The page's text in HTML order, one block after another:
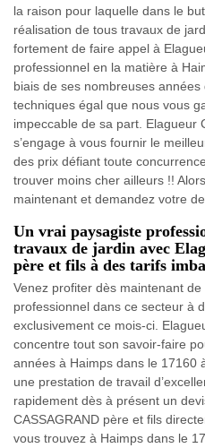
la raison pour laquelle dans le
réalisation de tous travaux de
fortement de faire appel à
professionnel en la matière à
biais de ses nombreuses années
techniques égal que nous vous
impeccable de sa part. Elagueur
s’engage à vous fournir le
des prix défiant toute
trouver moins cher ailleurs !!
maintenant et demandez votre
Un vrai paysagiste
travaux de jardin avec
père et fils à des tarifs
Venez profiter dès maintenant de
professionnel dans ce secteur à
exclusivement ce mois-ci.
concentre tout son savoir-faire
années à Haimps dans le 17160
une prestation de travail
rapidement dès à présent un
CASSAGRAND père et fils
vous trouvez à Haimps dans le